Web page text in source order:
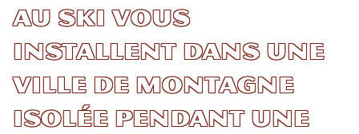
au ski vous
installent dans une
ville de montagne
isolée pendant une